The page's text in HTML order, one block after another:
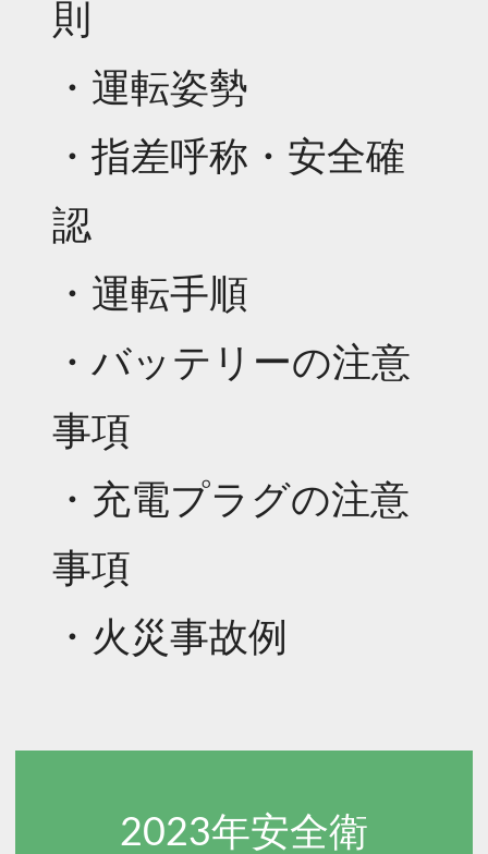
則
・運転姿勢
・指差呼称・安全確
認
・運転手順
・バッテリーの注意
事項
・充電プラグの注意
事項
・火災事故例
2023年安全衛